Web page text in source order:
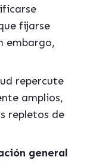
fijarse
embargo,
repercute
amplios,
repletos de
general